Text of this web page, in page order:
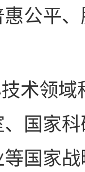
公平
术领
国家
国家